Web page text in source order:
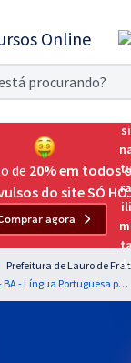
11
grátis por 7 dias!
Passar
para o Exame da
para as principais
de 20% em todos
do site SÓ
agora
Prefeitura de Lauro de
Prefeitura de Lauro de Freitas - BA - Língua Portuguesa para os Cargos de Nível Superior com o Professor Lucas Lemos